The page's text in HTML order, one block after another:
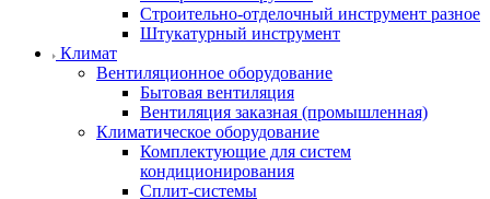
Строительно-отделочный инструмент разное
Штукатурный инструмент
Климат
Вентиляционное оборудование
Бытовая вентиляция
Вентиляция заказная (промышленная)
Климатическое оборудование
Комплектующие для систем
кондиционирования
Сплит-системы